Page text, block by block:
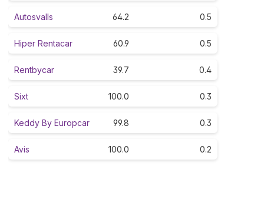
Autosvalls 64.2 0.5
Hiper Rentacar 60.9 0.5
Rentbycar 39.7 0.4
Sixt 100.0 0.3
Keddy By Europcar 99.8 0.3
Avis 100.0 0.2